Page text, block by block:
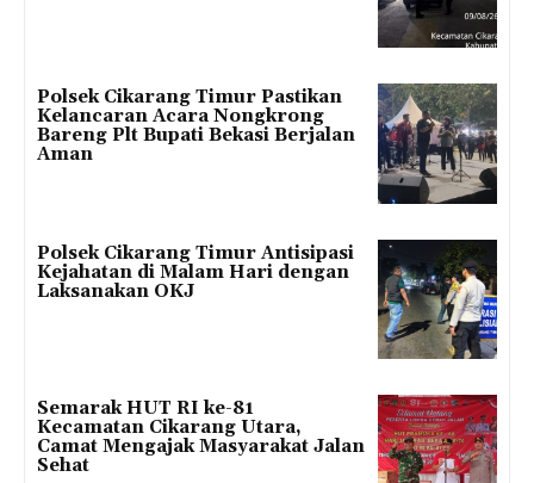
Polsek Cikarang Timur Pastikan
Kelancaran Acara Nongkrong
Bareng Plt Bupati Bekasi Berjalan
Aman
Polsek Cikarang Timur Antisipasi
Kejahatan di Malam Hari dengan
Laksanakan OKJ
Semarak HUT RI ke-81
Kecamatan Cikarang Utara,
Camat Mengajak Masyarakat Jalan
Sehat